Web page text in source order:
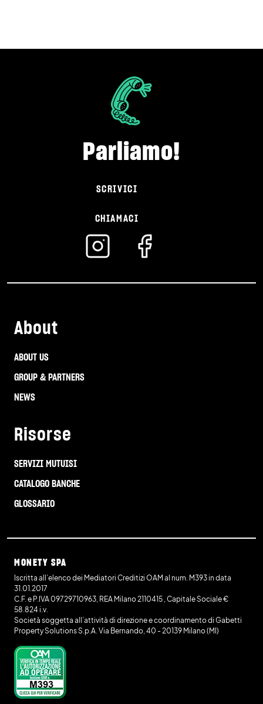
Parliamo!
SCRIVICI
CHIAMACI
About
ABOUT US
GROUP & PARTNERS
NEWS
Risorse
SERVIZI MUTUISI
CATALOGO BANCHE
GLOSSARIO
MONETY SPA
Iscritta all’elenco dei Mediatori Creditizi OAM al num. M393 in data
31.01.2017
C.F. e P.IVA 09729710963, REA Milano 2110415 , Capitale Sociale €
58.824 i.v.
Società soggetta all’attività di direzione e coordinamento di Gabetti
Property Solutions S.p.A. Via Bernando, 40 - 20139 Milano (MI)